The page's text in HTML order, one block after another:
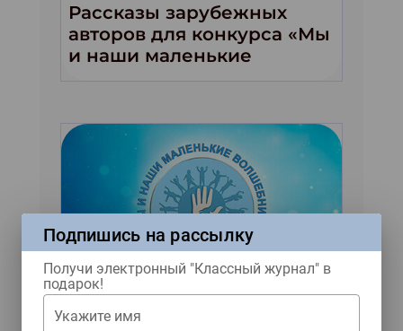
Рассказы зарубежных
авторов для конкурса «Мы
и наши маленькие
волшебники!»
Читать как дышать
Подпишись на рассылку
Получи электронный "Классный журнал" в
подарок!
Укажите имя